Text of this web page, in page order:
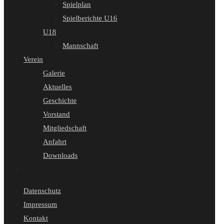
Spielplan
Spielberichte U16
U18
Mannschaft
Verein
Galerie
Aktuelles
Geschichte
Vorstand
Mitgliedschaft
Anfahrt
Downloads
umschalten
Datenschutz
Impressum
Kontakt